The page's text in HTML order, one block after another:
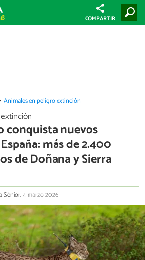
COMPARTIR
Animales en peligro extinción
conquista nuevos
más de 2.400
de Doñana y Sierra
Sénior.4 marzo 2026